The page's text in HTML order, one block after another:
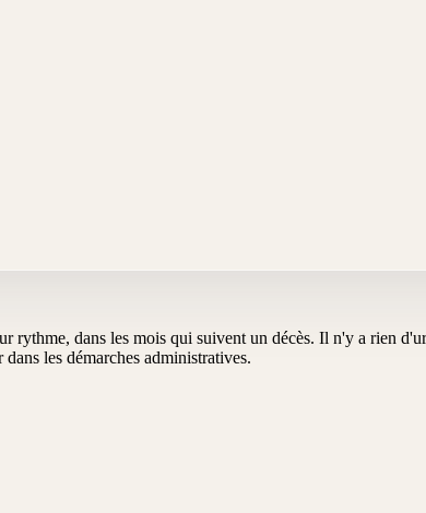
rythme, dans les mois qui suivent un décès. Il n'y a rien
les démarches administratives.